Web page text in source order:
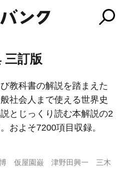
三訂版
教科書の解説を踏まえた
社会人まで使える世界史
とじっくり読む本解説の2
およそ7200項目収録。
仮屋園巌 津野田興一 三木